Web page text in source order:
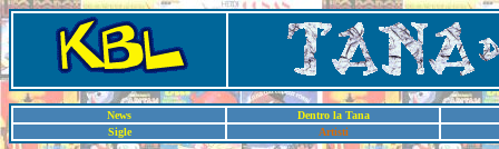
News
Dentro la Tana
Sigle
Artisti